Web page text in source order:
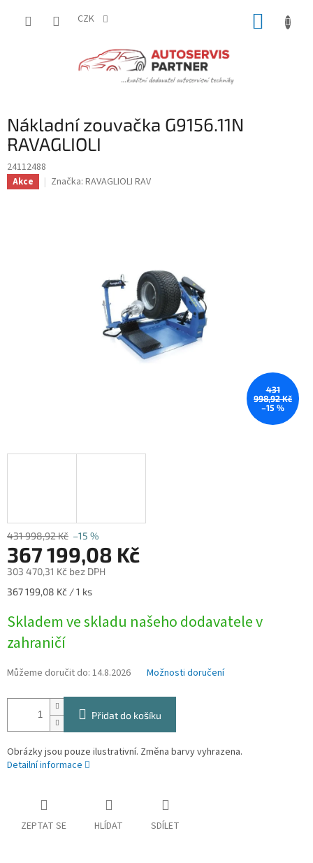
CZK
Nákladní zouvačka G9156.11N
RAVAGLIOLI
24112488
Akce Značka: RAVAGLIOLI RAV
431
998,92 Kč
–15 %
431 998,92 Kč –15 %
367 199,08 Kč
303 470,31 Kč bez DPH
Měrná
367 199,08 Kč / 1 ks
Skladem ve skladu našeho dodavatele v
zahraničí
Můžeme doručit do: 14.8.2026 Možnosti doručení
Přidat do košíku
Obrázky jsou pouze ilustrativní. Změna barvy vyhrazena.
Detailní informace
ZEPTAT SE HLÍDAT SDÍLET